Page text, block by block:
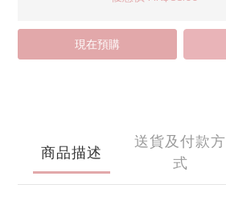
現在預購
商品描述
送貨及付款方
式